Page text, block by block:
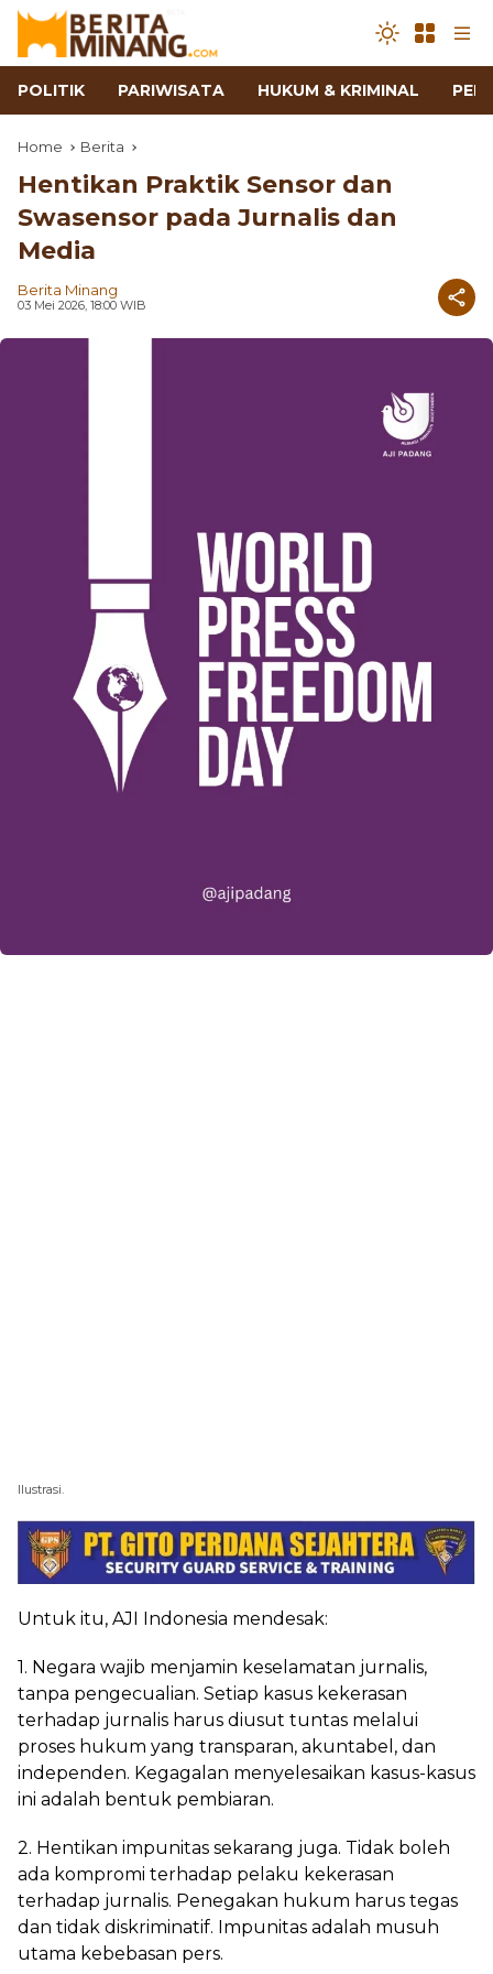
POLITIK PARIWISATA HUKUM & KRIMINAL
Home Berita
Hentikan Praktik Sensor dan
Swasensor pada Jurnalis dan
Media
Berita Minang
03 Mei 2026, 18:00 WIB
Ilustrasi.
Untuk itu, AJI Indonesia mendesak:
1. Negara wajib menjamin keselamatan jurnalis,
tanpa pengecualian. Setiap kasus kekerasan
terhadap jurnalis harus diusut tuntas melalui
proses hukum yang transparan, akuntabel, dan
independen. Kegagalan menyelesaikan kasus-kasus
ini adalah bentuk pembiaran.
2. Hentikan impunitas sekarang juga. Tidak boleh
ada kompromi terhadap pelaku kekerasan
terhadap jurnalis. Penegakan hukum harus tegas
dan tidak diskriminatif. Impunitas adalah musuh
utama kebebasan pers.